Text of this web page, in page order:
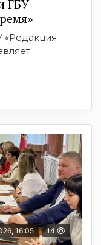
ГБУ
«Редакция
16:05 14